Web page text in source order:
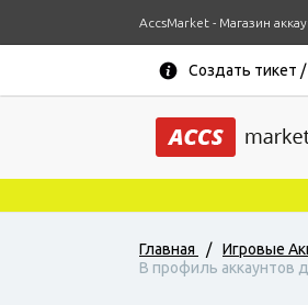
AccsMarket - Магазин
Создать тикет
Главная / Игровые
В профиль аккаунтов